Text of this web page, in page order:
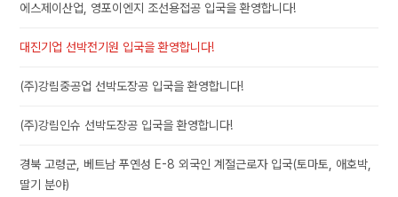
에스제이산업, 영포이엔지 조선용접공 입국을 환영합니다!
대진기업 선박전기원 입국을 환영합니다!
(주)강림중공업 선박도장공 입국을 환영합니다!
(주)강림인슈 선박도장공 입국을 환영합니다!
경북 고령군, 베트남 푸옌성 E-8 외국인 계절근로자 입국(토마토, 애호박,
딸기 분야)